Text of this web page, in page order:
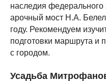
наследия
арочный мост Н.А.
году. Рекомендуем
подготовки маршрута и
с городом.
Усадьба